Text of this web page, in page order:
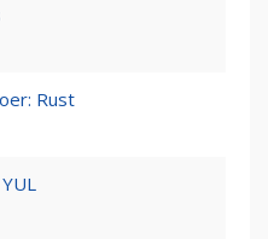
Rust